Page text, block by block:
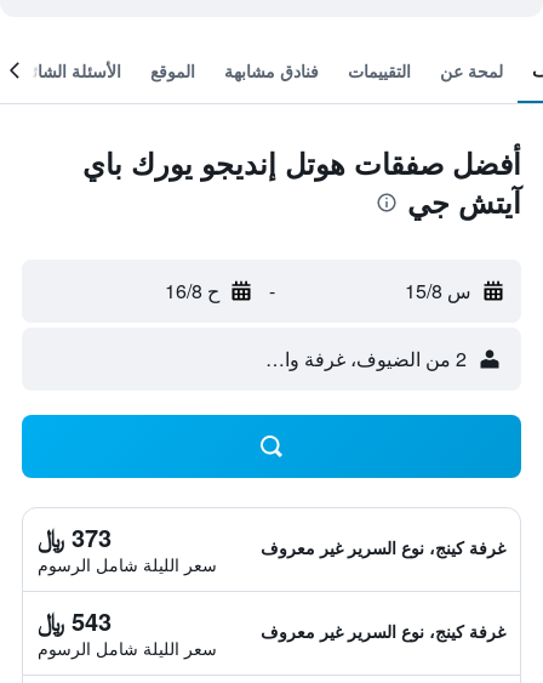
لمحة عن التقييمات فنادق مشابهة الموقع الأسئلة الشائعة
أفضل صفقات هوتل إنديجو يورك باي
آيتش جي
س 15/8 - ح 16/8
2 من الضيوف، غرفة واحدة
غرفة كينج، نوع السرير غير معروف 373 ﷼
سعر الليلة شامل الرسوم
غرفة كينج، نوع السرير غير معروف 543 ﷼
سعر الليلة شامل الرسوم